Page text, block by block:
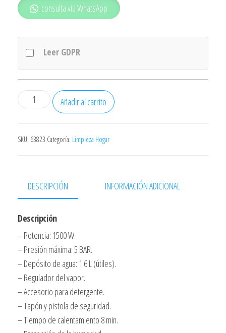
consulta via WhatsApp
Leer GDPR
Vaporeta
Ariete
Deluxe
1,6l
13
cantidad
Añadir al carrito
SKU: 63823 Categoría: Limpieza Hogar
DESCRIPCIÓN INFORMACIÓN ADICIONAL
Descripción
– Potencia: 1500 W.
– Presión máxima: 5 BAR.
– Depósito de agua: 1.6 L (útiles).
– Regulador del vapor.
– Accesorio para detergente.
– Tapón y pistola de seguridad.
– Tiempo de calentamiento 8 min.